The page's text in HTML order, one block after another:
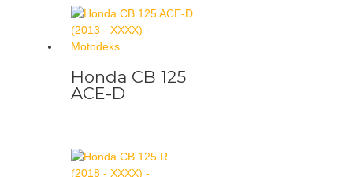
Honda CB 125
ACE-D